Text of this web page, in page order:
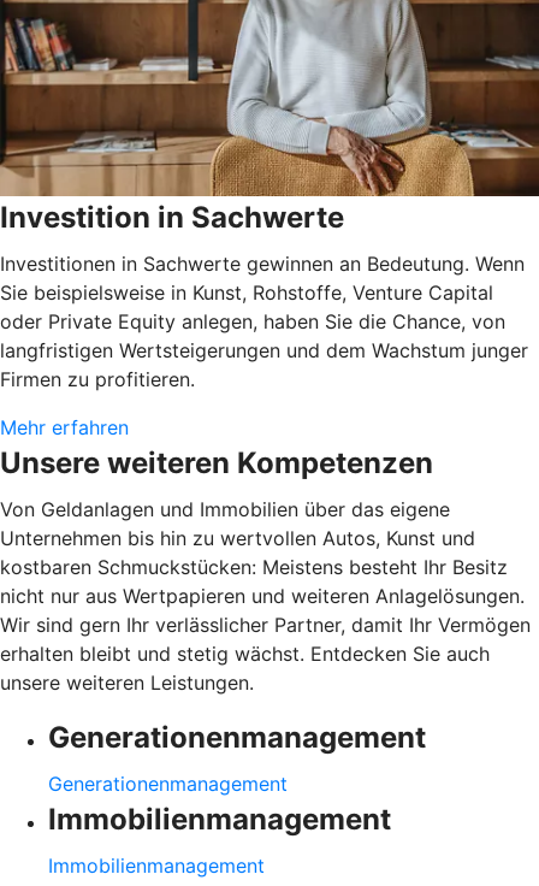
Investition in Sachwerte
Investitionen in Sachwerte gewinnen an Bedeutung. Wenn
Sie beispielsweise in Kunst, Rohstoffe, Venture Capital
oder Private Equity anlegen, haben Sie die Chance, von
langfristigen Wertsteigerungen und dem Wachstum junger
Firmen zu profitieren.
Mehr erfahren
Unsere weiteren Kompetenzen
Von Geldanlagen und Immobilien über das eigene
Unternehmen bis hin zu wertvollen Autos, Kunst und
kostbaren Schmuckstücken: Meistens besteht Ihr Besitz
nicht nur aus Wertpapieren und weiteren Anlagelösungen.
Wir sind gern Ihr verlässlicher Partner, damit Ihr Vermögen
erhalten bleibt und stetig wächst. Entdecken Sie auch
unsere weiteren Leistungen.
Generationenmanagement
Generationenmanagement
Immobilienmanagement
Immobilienmanagement